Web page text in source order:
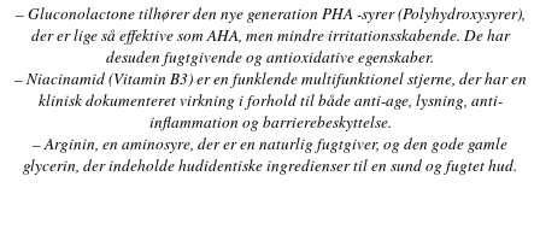
– Gluconolactone tilhører den nye generation PHA -syrer (Polyhydroxysyrer),
der er lige så effektive som AHA, men mindre irritationsskabende. De har
desuden fugtgivende og antioxidative egenskaber.
– Niacinamid (Vitamin B3) er en funklende multifunktionel stjerne, der har en
klinisk dokumenteret virkning i forhold til både anti-age, lysning, anti-
inflammation og barrierebeskyttelse.
– Arginin, en aminosyre, der er en naturlig fugtgiver, og den gode gamle
glycerin, der indeholde hudidentiske ingredienser til en sund og fugtet hud.